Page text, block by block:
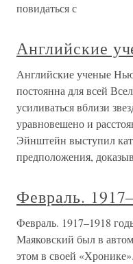
повидаться с
Английские
Английские ученые
постоянна для всей
усиливаться вблизи
уравновешено и
Эйнштейн выступил
предположения,
Февраль.
Февраль. 1917–1918
Маяковский был в
этом в своей